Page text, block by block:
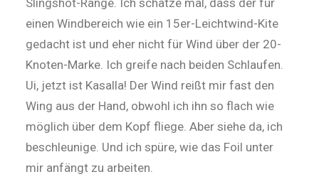
Slingshot-Range. Ich schätze mal, dass der für
einen Windbereich wie ein 15er-Leichtwind-Kite
gedacht ist und eher nicht für Wind über der 20-
Knoten-Marke. Ich greife nach beiden Schlaufen.
Ui, jetzt ist Kasalla! Der Wind reißt mir fast den
Wing aus der Hand, obwohl ich ihn so flach wie
möglich über dem Kopf fliege. Aber siehe da, ich
beschleunige. Und ich spüre, wie das Foil unter
mir anfängt zu arbeiten.